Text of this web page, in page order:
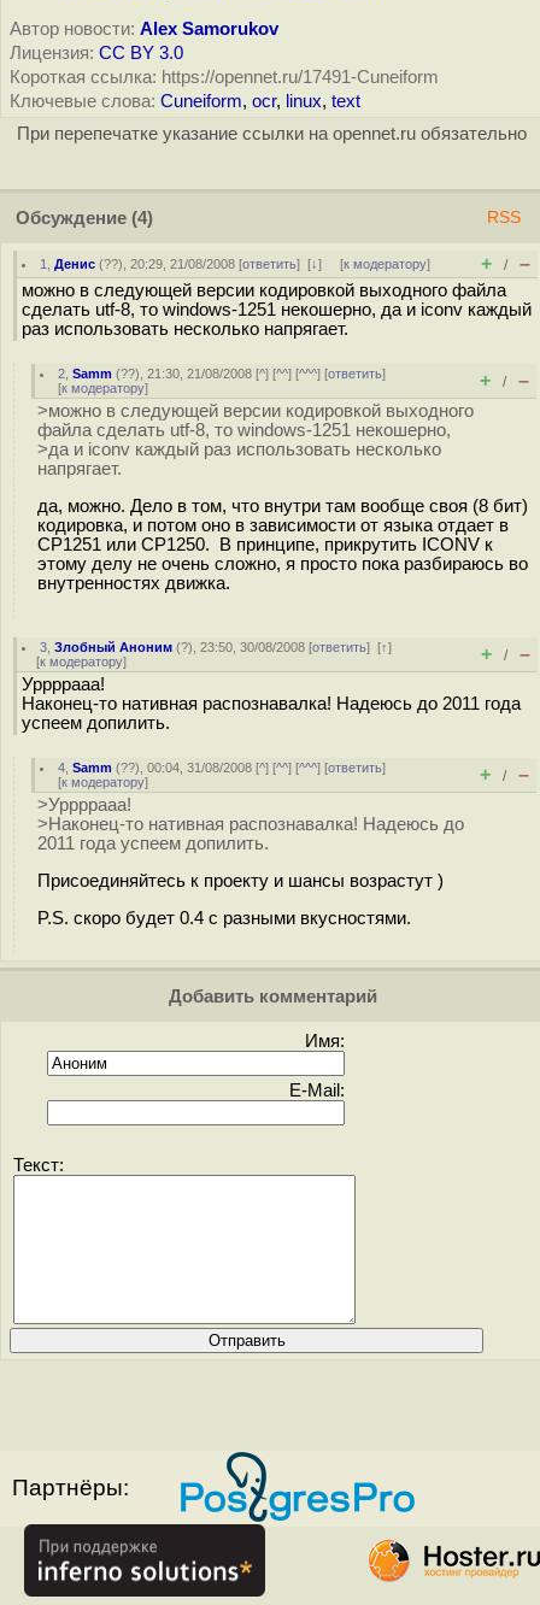
Автор новости: Alex Samorukov
Лицензия: CC BY 3.0
Короткая ссылка: https://opennet.ru/17491-Cuneiform
Ключевые слова: Cuneiform, ocr, linux, text
При перепечатке указание ссылки на opennet.ru обязательно
Обсуждение (4) RSS
1 ,Денис (??), 20:29, 21/08/2008 [ответить][↓] [к модератору] + / –
можно в следующей версии кодировкой выходного файла
сделать utf-8, то windows-1251 некошерно, да и iconv каждый
раз использовать несколько напрягает.
2 ,Samm (??), 21:30, 21/08/2008 [^] [^^] [^^^] [ответить]
[к модератору] + / –
>можно в следующей версии кодировкой выходного
файла сделать utf-8, то windows-1251 некошерно,
>да и iconv каждый раз использовать несколько
напрягает.
да, можно. Дело в том, что внутри там вообще своя (8 бит)
кодировка, и потом оно в зависимости от языка отдает в
CP1251 или CP1250. В принципе, прикрутить ICONV к
этому делу не очень сложно, я просто пока разбираюсь во
внутренностях движка.
3 ,Злобный Аноним (?), 23:50, 30/08/2008 [ответить][↑]
[к модератору] + / –
Уррррааа!
Наконец-то нативная распознавалка! Надеюсь до 2011 года
успеем допилить.
4 ,Samm (??), 00:04, 31/08/2008 [^] [^^] [^^^] [ответить]
[к модератору] + / –
>Уррррааа!
>Наконец-то нативная распознавалка! Надеюсь до
2011 года успеем допилить.
Присоединяйтесь к проекту и шансы возрастут )
P.S. скоро будет 0.4 с разными вкусностями.
Добавить комментарий
Имя:
E-Mail:
Текст:
Партнёры: